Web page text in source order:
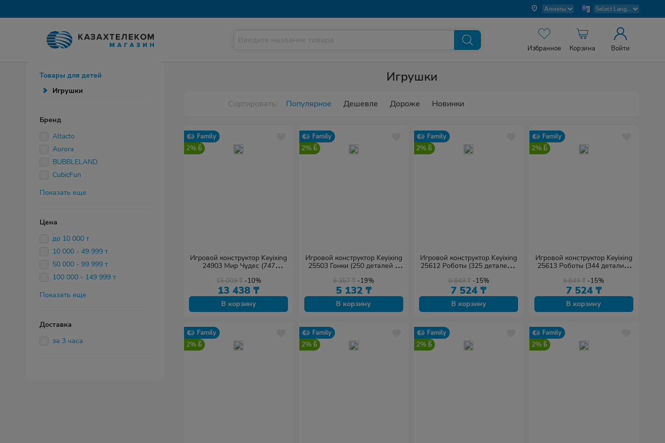
Избранное Корзина Войти
Товары для детей
Игрушки
Бренд
Altacto
Aurora
BUBBLELAND
CubicFun
Показать еще
Цена
до 10 000 т
10 000 - 49 999 т
50 000 - 99 999 т
100 000 - 149 999 т
Показать еще
Доставка
за 3 часа
Игрушки
Сортировать: Популярное Дешевле Дороже Новинки
Family
2%
Игровой конструктор Keyixing
24903 Мир Чудес (747
15 009₸ -10%
13 438 ₸
В корзину
Family
2%
Игровой конструктор Keyixing
25503 Гонки (250 деталей в
6 357₸ -19%
5 132 ₸
В корзину
Family
2%
Игровой конструктор Keyixing
25612 Роботы (325 деталей в
8 849₸ -15%
7 524 ₸
В корзину
Family
2%
Игровой конструктор Keyixing
25613 Роботы (344 детали в
8 849₸ -15%
7 524 ₸
В корзину
Family
2%
Family
2%
Family
2%
Family
2%